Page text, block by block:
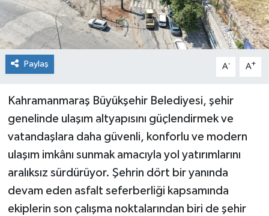
Paylaş A- A+
Kahramanmaraş Büyükşehir Belediyesi, şehir
genelinde ulaşım altyapısını güçlendirmek ve
vatandaşlara daha güvenli, konforlu ve modern
ulaşım imkânı sunmak amacıyla yol yatırımlarını
aralıksız sürdürüyor. Şehrin dört bir yanında
devam eden asfalt seferberliği kapsamında
ekiplerin son çalışma noktalarından biri de şehir